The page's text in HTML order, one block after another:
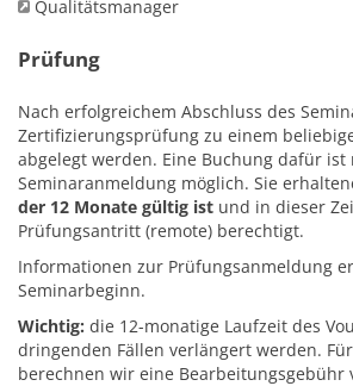
Qualitätsmanager
Prüfung
Nach erfolgreichem Abschluss des
Zertifizierungsprüfung zu einem
abgelegt werden. Eine Buchung dafür ist
Seminaranmeldung möglich. Sie
der 12 Monate gültig ist und in dieser
Prüfungsantritt (remote) berechtigt.
Informationen zur Prüfungsanmeldung
Seminarbeginn.
Wichtig: die 12-monatige Laufzeit des
dringenden Fällen verlängert werden.
berechnen wir eine Bearbeitungsgebühr